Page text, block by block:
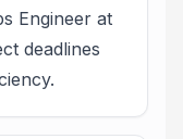
Engineer at
deadlines